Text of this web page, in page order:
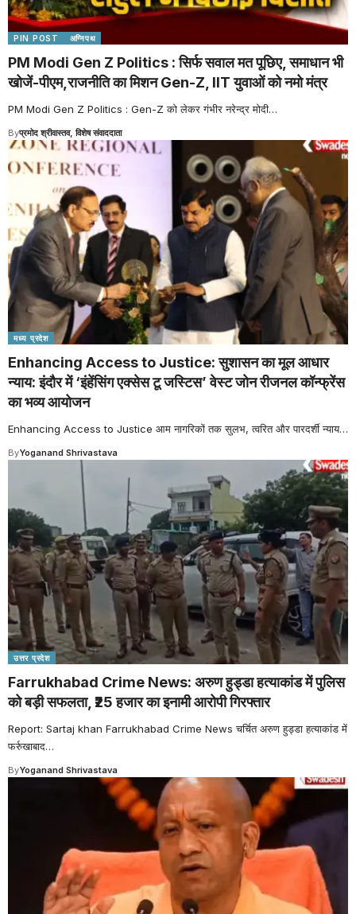
PIN POST अग्निपथ
PM Modi Gen Z Politics : सिर्फ सवाल मत पूछिए, समाधान भी
खोजें-पीएम,राजनीति का मिशन Gen-Z, IIT युवाओं को नमो मंत्र
PM Modi Gen Z Politics : Gen-Z को लेकर गंभीर नरेन्द्र मोदी…
Byप्रमोद श्रीवास्तव, विशेष संवाददाता
मध्य प्रदेश
Enhancing Access to Justice: सुशासन का मूल आधार
न्याय: इंदौर में ‘इंहेंसिंग एक्सेस टू जस्टिस’ वेस्ट जोन रीजनल कॉन्फ्रेंस
का भव्य आयोजन
Enhancing Access to Justice आम नागरिकों तक सुलभ, त्वरित और पारदर्शी न्याय…
ByYoganand Shrivastava
उत्तर प्रदेश
Farrukhabad Crime News: अरुण हुड्डा हत्याकांड में पुलिस
को बड़ी सफलता, ₹25 हजार का इनामी आरोपी गिरफ्तार
Report: Sartaj khan Farrukhabad Crime News चर्चित अरुण हुड्डा हत्याकांड में
फर्रुखाबाद…
ByYoganand Shrivastava